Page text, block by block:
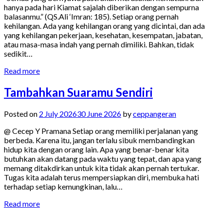
hanya pada hari Kiamat sajalah diberikan dengan sempurna
balasanmu.” (QS.Ali ‘Imran: 185). Setiap orang pernah
kehilangan. Ada yang kehilangan orang yang dicintai, dan ada
yang kehilangan pekerjaan, kesehatan, kesempatan, jabatan,
atau masa-masa indah yang pernah dimiliki. Bahkan, tidak
sedikit…
Read more
Tambahkan Suaramu Sendiri
Posted on 2 July 202630 June 2026 byceppangeran
@ Cecep Y Pramana Setiap orang memiliki perjalanan yang
berbeda. Karena itu, jangan terlalu sibuk membandingkan
hidup kita dengan orang lain. Apa yang benar-benar kita
butuhkan akan datang pada waktu yang tepat, dan apa yang
memang ditakdirkan untuk kita tidak akan pernah tertukar.
Tugas kita adalah terus mempersiapkan diri, membuka hati
terhadap setiap kemungkinan, lalu…
Read more